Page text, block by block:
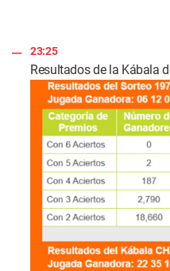
23:25
Resultados de la Kábala